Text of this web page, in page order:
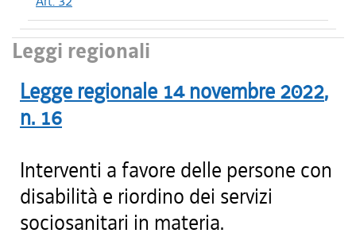
Leggi regionali
Legge regionale 14 novembre 2022,
n. 16
Interventi a favore delle persone con
disabilità e riordino dei servizi
sociosanitari in materia.